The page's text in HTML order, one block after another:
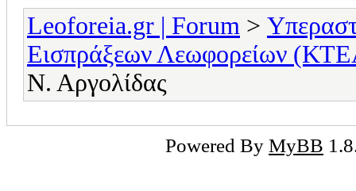
Leoforeia.gr | Forum >
Εισπράξεων Λεωφορείων
Ν. Αργολίδας
Powered By MyBB